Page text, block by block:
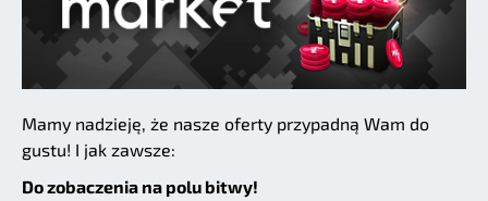
Mamy nadzieję, że nasze oferty przypadną Wam do
gustu! I jak zawsze:
Do zobaczenia na polu bitwy!